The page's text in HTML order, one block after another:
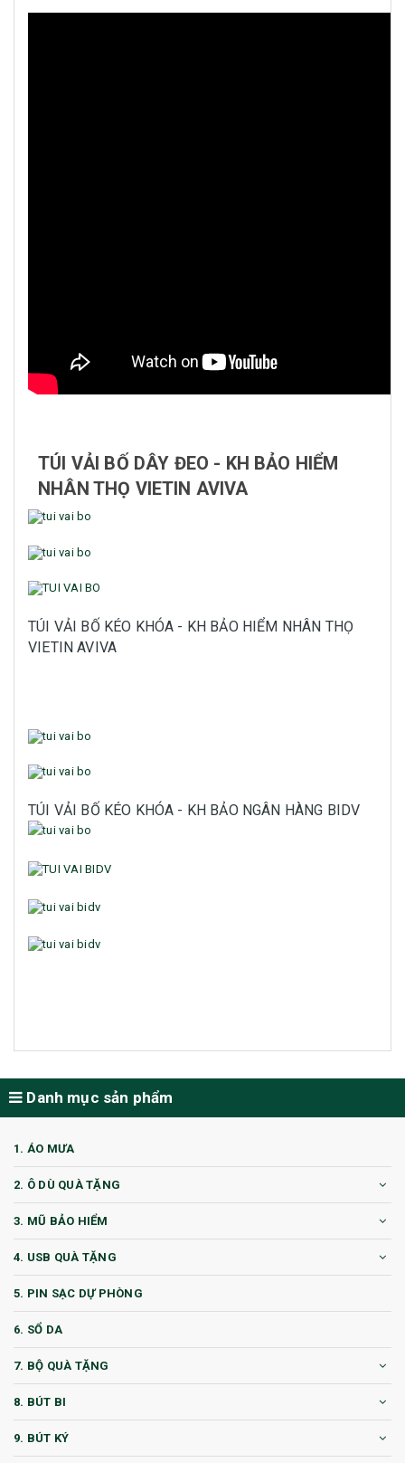
TÚI VẢI BỐ DÂY ĐEO - KH BẢO HIỂM
NHÂN THỌ VIETIN AVIVA
TÚI VẢI BỐ KÉO KHÓA - KH BẢO HIỂM NHÂN THỌ
VIETIN AVIVA
TÚI VẢI BỐ KÉO KHÓA - KH BẢO NGÂN HÀNG BIDV
Danh mục sản phẩm
1. ÁO MƯA
2. Ô DÙ QUÀ TẶNG
3. MŨ BẢO HIỂM
4. USB QUÀ TẶNG
5. PIN SẠC DỰ PHÒNG
6. SỔ DA
7. BỘ QUÀ TẶNG
8. BÚT BI
9. BÚT KÝ